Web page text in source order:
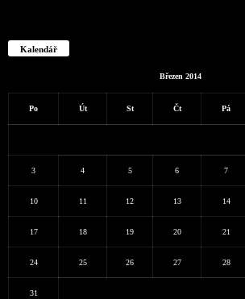
Kalendář
Březen 2014
Po Út St Čt Pá
3 4 5 6 7
10 11 12 13 14
17 18 19 20 21
24 25 26 27 28
31